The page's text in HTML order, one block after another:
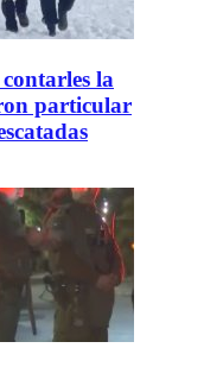
la
particular